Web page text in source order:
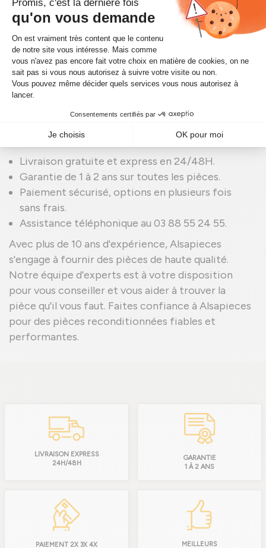
rigoureux pour garantir leur qualité et leur
durabilité, souvent équivalentes à celles des pièces
neuves.
Pourquoi Choisir Alsapieces
pour vos Injecteurs IVECO
c'est bénéficier de nombreux avantages :
Livraison gratuite et express en 24/48H.
Garantie de 1 à 2 ans sur toutes les pièces.
Paiement sécurisé, options en plusieurs fois
sans frais.
Assistance téléphonique au 03 88 55 24 55.
Avec plus de 10 ans d'expérience, Alsapieces
s'engage à fournir des pièces de haute qualité.
Notre équipe d'experts est à votre disposition
pour vous conseiller et vous aider à trouver la
pièce qu'il vous faut. Faites confiance à Alsapieces
pour des pièces reconditionnées fiables et
performantes.
LIVRAISON EXPRESS
24H/48H
GARANTIE
1 À 2 ANS
PAIEMENT 2X 3X 4X
MEILLEURS